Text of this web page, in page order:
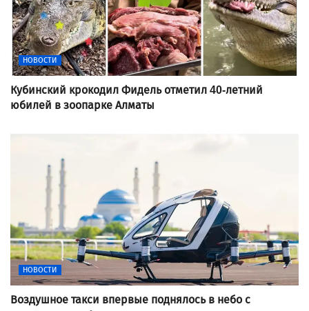
НОВОСТИ
Кубинский крокодил Фидель отметил 40-летний
юбилей в зоопарке Алматы
НОВОСТИ
Воздушное такси впервые поднялось в небо с